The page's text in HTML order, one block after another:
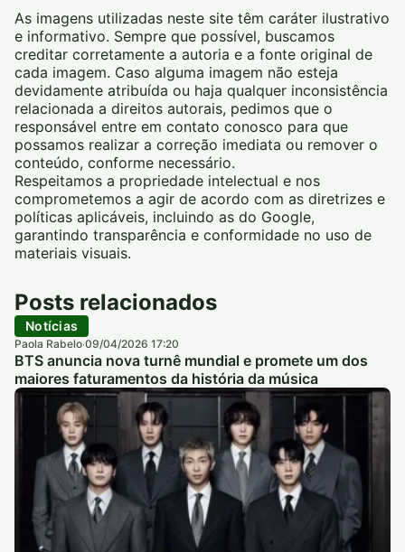
As imagens utilizadas neste site têm caráter ilustrativo
e informativo. Sempre que possível, buscamos
creditar corretamente a autoria e a fonte original de
cada imagem. Caso alguma imagem não esteja
devidamente atribuída ou haja qualquer inconsistência
relacionada a direitos autorais, pedimos que o
responsável entre em contato conosco para que
possamos realizar a correção imediata ou remover o
conteúdo, conforme necessário.
Respeitamos a propriedade intelectual e nos
comprometemos a agir de acordo com as diretrizes e
políticas aplicáveis, incluindo as do Google,
garantindo transparência e conformidade no uso de
materiais visuais.
Posts relacionados
Notícias
Paola Rabelo·09/04/2026 17:20
BTS anuncia nova turnê mundial e promete um dos
maiores faturamentos da história da música